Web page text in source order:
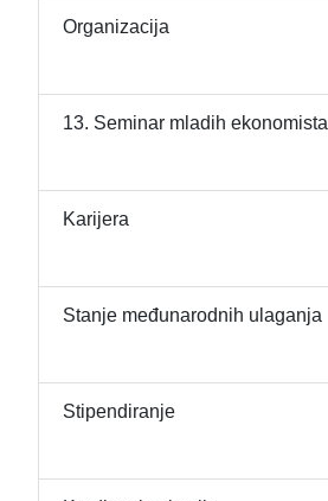
Organizacija
13. Seminar mladih ekonomista
Karijera
Stanje međunarodnih ulaganja
Stipendiranje